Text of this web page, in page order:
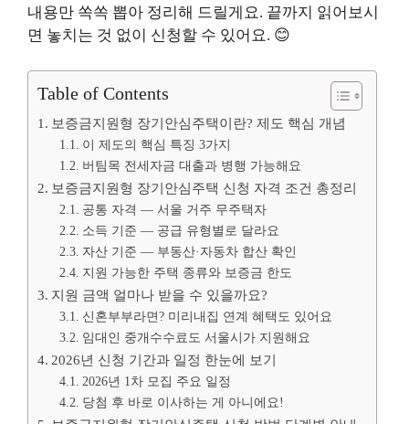
내용만 쏙쏙 뽑아 정리해 드릴게요. 끝까지 읽어보시
면 놓치는 것 없이 신청할 수 있어요. 😊
Table of Contents
보증금지원형 장기안심주택이란? 제도 핵심 개념
이 제도의 핵심 특징 3가지
버팀목 전세자금 대출과 병행 가능해요
보증금지원형 장기안심주택 신청 자격 조건 총정리
공통 자격 — 서울 거주 무주택자
소득 기준 — 공급 유형별로 달라요
자산 기준 — 부동산·자동차 합산 확인
지원 가능한 주택 종류와 보증금 한도
지원 금액 얼마나 받을 수 있을까요?
신혼부부라면? 미리내집 연계 혜택도 있어요
임대인 중개수수료도 서울시가 지원해요
2026년 신청 기간과 일정 한눈에 보기
2026년 1차 모집 주요 일정
당첨 후 바로 이사하는 게 아니에요!